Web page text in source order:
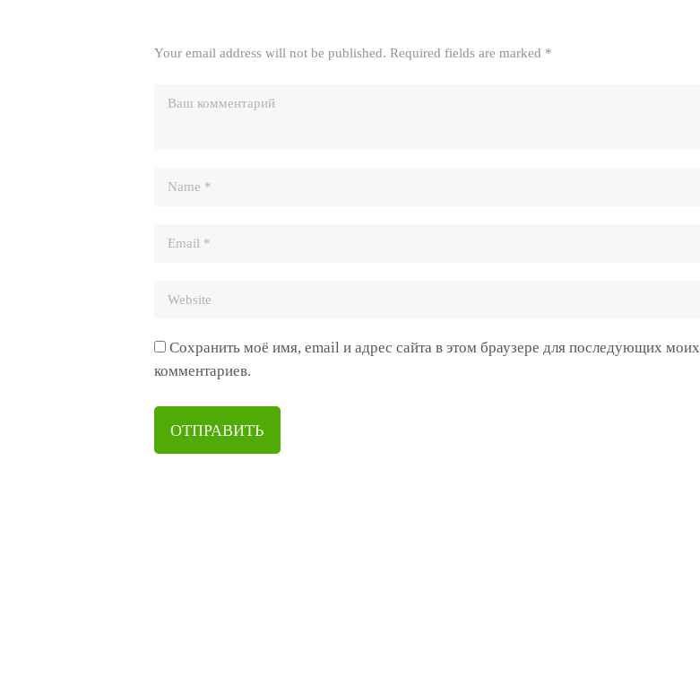
Your email address will not be published. Required fields are marked *
Сохранить моё имя, email и адрес сайта в этом браузере для последующих моих
комментариев.